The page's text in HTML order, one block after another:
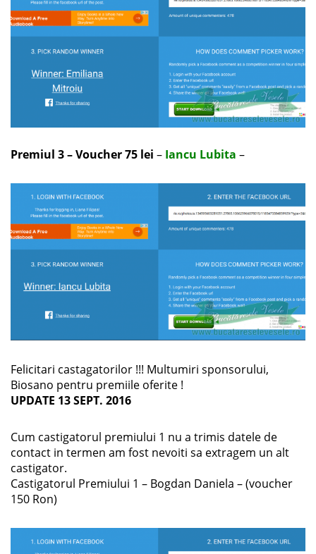
Premiul 3 – Voucher 75 lei – Iancu Lubita –
Felicitari castagatorilor !!! Multumiri sponsorului,
Biosano pentru premiile oferite !
UPDATE 13 SEPT. 2016
Cum castigatorul premiului 1 nu a trimis datele de
contact in termen am fost nevoiti sa extragem un alt
castigator.
Castigatorul Premiului 1 – Bogdan Daniela – (voucher
150 Ron)